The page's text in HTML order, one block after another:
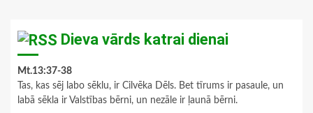
Dieva vārds katrai dienai
Mt.13:37-38
Tas, kas sēj labo sēklu, ir Cilvēka Dēls. Bet tīrums ir pasaule, un
labā sēkla ir Valstības bērni, un nezāle ir ļaunā bērni.